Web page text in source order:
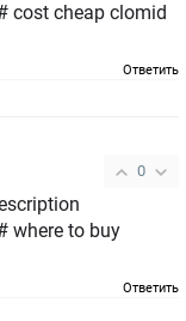
cost cheap clomid
Ответить
0
where to buy
Ответить